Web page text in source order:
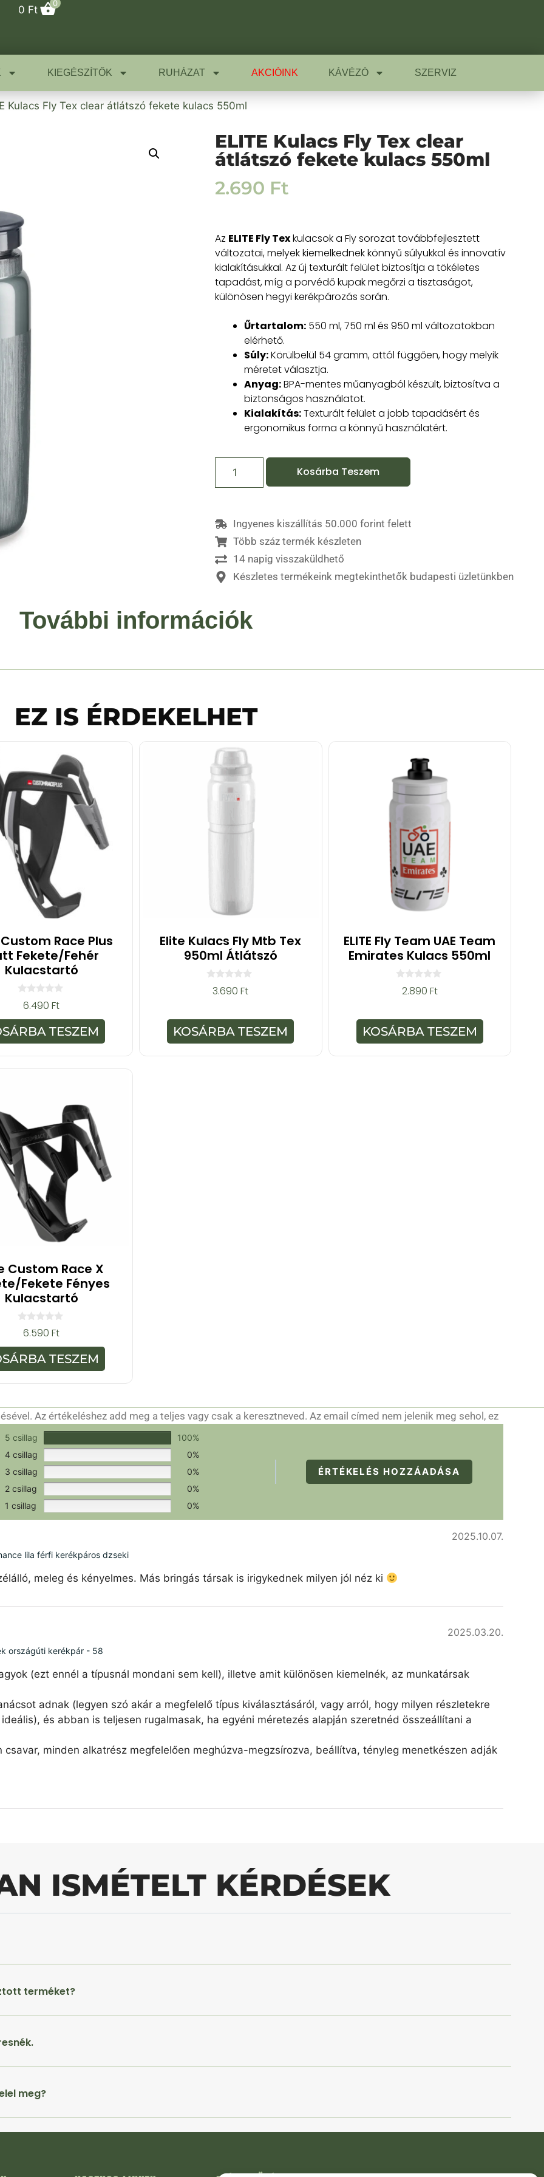
0 Ft
0
KIEGÉSZÍTŐK RUHÁZAT AKCIÓINK KÁVÉZÓ SZERVIZ
Kulacs Fly Tex clear átlátszó fekete kulacs 550ml
ELITE Kulacs Fly Tex clear
átlátszó fekete kulacs 550ml
2.690 Ft
Az ELITE Fly Texkulacsok a Fly sorozat továbbfejlesztett
változatai, melyek kiemelkednek könnyű súlyukkal és innovatív
kialakításukkal. Az új texturált felület biztosítja a tökéletes
tapadást, míg a porvédő kupak megőrzi a tisztaságot,
különösen hegyi kerékpározás során.
Űrtartalom: 550 ml, 750 ml és 950 ml változatokban
elérhető.
Súly:Körülbelül 54 gramm, attól függően, hogy melyik
méretet választja.
Anyag:BPA-mentes műanyagból készült, biztosítva a
biztonságos használatot.
Kialakítás:Texturált felület a jobb tapadásért és
ergonomikus forma a könnyű használatért.
Kosárba Teszem
Ingyenes kiszállítás 50.000 forint felett
Több száz termék készleten
14 napig visszaküldhető
Készletes termékeink megtekinthetők budapesti üzletünkben
További információk
EZ IS ÉRDEKELHET
Custom Race Plus
Fekete/Fehér
Kulacstartó
z
5
-
b
6.490Ft
TESZEM
Elite Kulacs Fly Mtb Tex
950ml Átlátszó
-
b
ő
l
3.690Ft
KOSÁRBA TESZEM
ELITE Fly Team UAE Team
Emirates Kulacs 550ml
-
b
ő
l
2.890 Ft
KOSÁRBA TESZEM
Custom Race X
Fekete Fényes
Kulacstartó
z
5
-
b
6.590Ft
TESZEM
Értékeld a terméket!
Az értékeléshez add meg a teljes vagy csak a keresztneved. Az email címed nem jelenik meg sehol, ez
csak a hitelesítéshez szükséges.
5 csillag
100%
4 csillag
0%
3 csillag
0%
2 csillag
0%
1 csillag
0%
ÉRTÉKELÉS HOZZÁADÁSA
2025.10.07.
lila férfi kerékpáros dzseki
meleg és kényelmes. Más bringás társak is irigykednek milyen jól néz ki
2025.03.20.
országúti kerékpár - 58
(ezt ennél a típusnál mondani sem kell), illetve amit különösen kiemelnék, az munkatársak
adnak (legyen szó akár a megfelelő típus kiválasztásáról, vagy arról, hogy milyen részletekre
és abban is teljesen rugalmasak, ha egyéni méretezés alapján szeretnéd összeállítani a
minden alkatrész megfelelően meghúzva-megzsírozva, beállítva, tényleg menetkészen adják
ISMÉTELT KÉRDÉSEK
terméket?
meg?